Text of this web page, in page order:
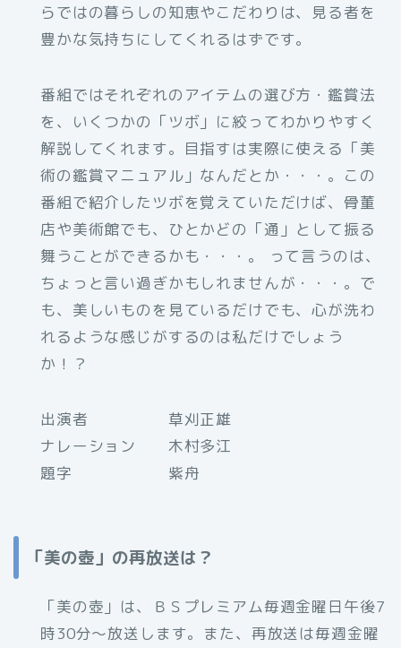
らではの暮らしの知恵やこだわりは、見る者を
豊かな気持ちにしてくれるはずです。
番組ではそれぞれのアイテムの選び方・鑑賞法
を、いくつかの「ツボ」に絞ってわかりやすく
解説してくれます。目指すは実際に使える「美
術の鑑賞マニュアル」なんだとか・・・。この
番組で紹介したツボを覚えていただけば、骨董
店や美術館でも、ひとかどの「通」として振る
舞うことができるかも・・・。 って言うのは、
ちょっと言い過ぎかもしれませんが・・・。で
も、美しいものを見ているだけでも、心が洗わ
れるような感じがするのは私だけでしょう
か！？
出演者 草刈正雄
ナレーション 木村多江
題字 紫舟
「美の壺」の再放送は？
「美の壺」は、ＢＳプレミアム毎週金曜日午後7
時30分～放送します。また、再放送は毎週金曜